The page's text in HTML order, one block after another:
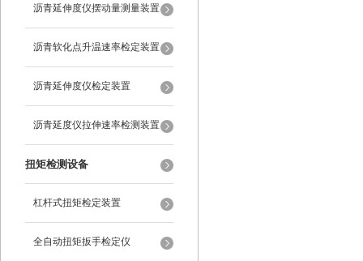
沥青延伸度仪摆动量测量装置
沥青软化点升温速率检定装置
沥青延伸度仪检定装置
沥青延度仪拉伸速率检测装置
扭矩检测设备
杠杆式扭矩检定装置
全自动扭矩扳手检定仪